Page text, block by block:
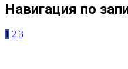
Навигация по
1 2 3